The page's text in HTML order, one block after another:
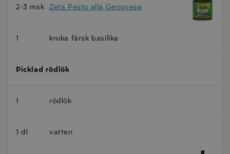
2-3 msk Zeta Pesto alla Genovese
1 kruka färsk basilika
Picklad rödlök
1 rödlök
1 dl vatten